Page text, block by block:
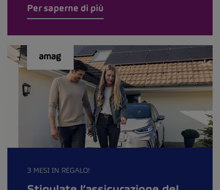
Per saperne di più
3 MESI IN REGALO!